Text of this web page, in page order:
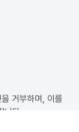
거부하며, 이를
다.